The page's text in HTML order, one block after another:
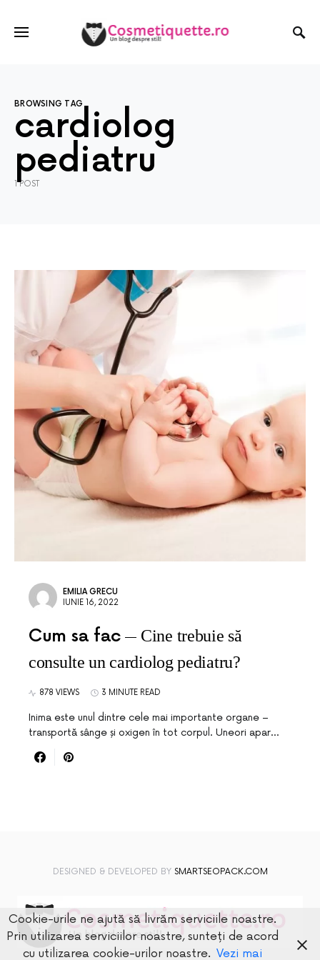
BROWSING TAG
cardiolog
pediatru
1 POST
EMILIA GRECU
IUNIE 16, 2022
Cum sa fac
Cine trebuie să
consulte un cardiolog pediatru?
878 VIEWS 3 MINUTE READ
Inima este unul dintre cele mai importante organe –
transportă sânge și oxigen în tot corpul. Uneori apar…
DESIGNED & DEVELOPED BY SMARTSEOPACK.COM
Cookie-urile ne ajută să livrăm serviciile noastre.
Prin utilizarea serviciilor noastre, sunteți de acord
cu utilizarea cookie-urilor noastre. Vezi mai